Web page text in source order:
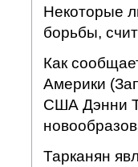
Некоторые
борьбы,
Как
Америки
США Дэнни
Тарканян